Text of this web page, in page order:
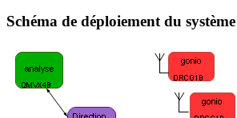
Schéma de déploiement du